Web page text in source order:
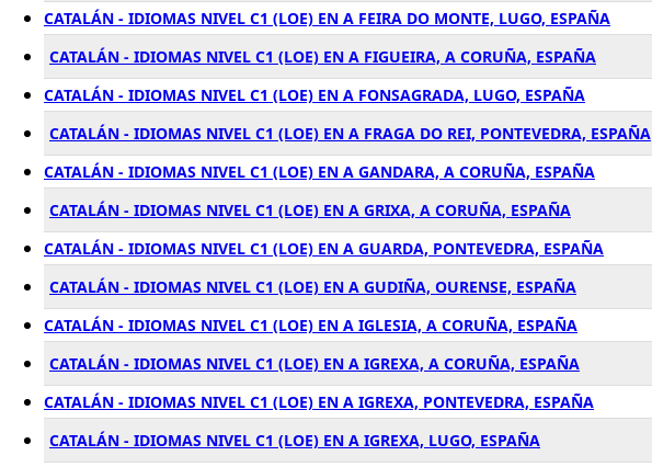
CATALÁN - IDIOMAS NIVEL C1 (LOE) EN A FEIRA DO MONTE, LUGO, ESPAÑA
CATALÁN - IDIOMAS NIVEL C1 (LOE) EN A FIGUEIRA, A CORUÑA, ESPAÑA
CATALÁN - IDIOMAS NIVEL C1 (LOE) EN A FONSAGRADA, LUGO, ESPAÑA
CATALÁN - IDIOMAS NIVEL C1 (LOE) EN A FRAGA DO REI, PONTEVEDRA, ESPAÑA
CATALÁN - IDIOMAS NIVEL C1 (LOE) EN A GANDARA, A CORUÑA, ESPAÑA
CATALÁN - IDIOMAS NIVEL C1 (LOE) EN A GRIXA, A CORUÑA, ESPAÑA
CATALÁN - IDIOMAS NIVEL C1 (LOE) EN A GUARDA, PONTEVEDRA, ESPAÑA
CATALÁN - IDIOMAS NIVEL C1 (LOE) EN A GUDIÑA, OURENSE, ESPAÑA
CATALÁN - IDIOMAS NIVEL C1 (LOE) EN A IGLESIA, A CORUÑA, ESPAÑA
CATALÁN - IDIOMAS NIVEL C1 (LOE) EN A IGREXA, A CORUÑA, ESPAÑA
CATALÁN - IDIOMAS NIVEL C1 (LOE) EN A IGREXA, PONTEVEDRA, ESPAÑA
CATALÁN - IDIOMAS NIVEL C1 (LOE) EN A IGREXA, LUGO, ESPAÑA